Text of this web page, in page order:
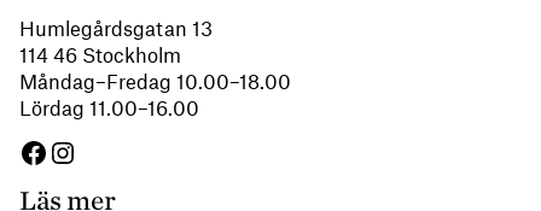
Humlegårdsgatan 13
114 46 Stockholm
Måndag–Fredag 10.00–18.00
Lördag 11.00–16.00
Facebook
Instagram
Läs mer